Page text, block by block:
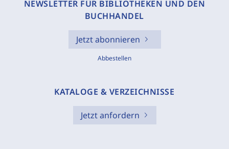
NEWSLETTER FÜR BIBLIOTHEKEN UND DEN
BUCHHANDEL
Jetzt abonnieren
Abbestellen
KATALOGE & VERZEICHNISSE
Jetzt anfordern